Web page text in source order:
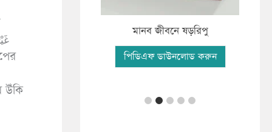
মানব সমাচার
ডাউনলোড করুন
মানব জীবনে ষড়রিপু
পিডিএফ ডাউনলোড করুন